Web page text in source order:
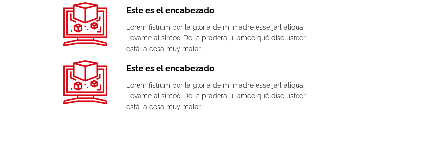
Este es el encabezado
Lorem fistrum por la gloria de mi madre esse jarl aliqua
llevame al sircoo. De la pradera ullamco qué dise usteer
está la cosa muy malar.
Este es el encabezado
Lorem fistrum por la gloria de mi madre esse jarl aliqua
llevame al sircoo. De la pradera ullamco qué dise usteer
está la cosa muy malar.